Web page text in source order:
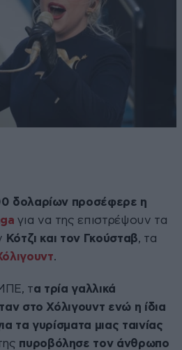
δολαρίων προσέφερε η
για να της επιστρέψουν τα
Κότζι και τον Γκούσταβ, τα
.
τα τρία γαλλικά
στο Χόλιγουντ ενώ η ίδια
τα γυρίσματα μιας ταινίας
πυροβόλησε τον άνθρωπο